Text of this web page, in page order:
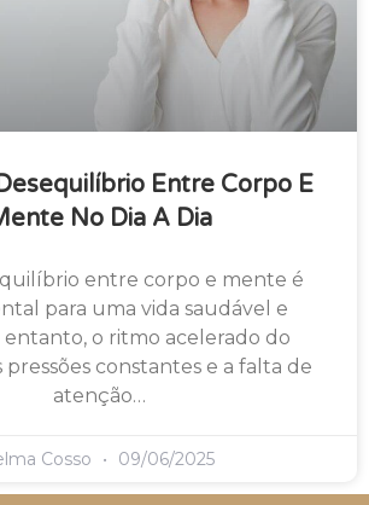
Entre Corpo E
No Dia A Dia
entre corpo e mente é
para uma vida saudável e
entanto, o ritmo acelerado do
pressões constantes e a falta de
atenção…
Cosso 09/06/2025